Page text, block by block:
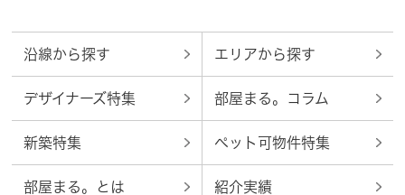
沿線から探す エリアから探す
デザイナーズ特集 部屋まる。コラム
新築特集 ペット可物件特集
部屋まる。とは 紹介実績